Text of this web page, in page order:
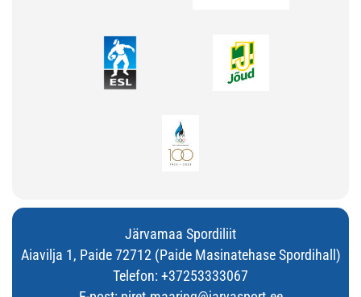
Järvamaa Spordiliit
Aiavilja 1, Paide 72712 (Paide Masinatehase Spordihall)
Telefon: +37253333067